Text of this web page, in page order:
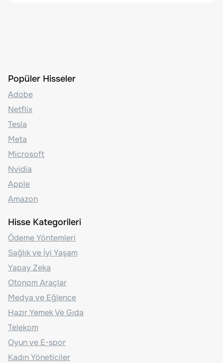
Popüler Hisseler
Adobe
Netflix
Tesla
Meta
Microsoft
Nvidia
Apple
Amazon
Hisse Kategorileri
Ödeme Yöntemleri
Sağlık ve İyi Yaşam
Yapay Zeka
Otonom Araçlar
Medya ve Eğlence
Hazır Yemek Ve Gıda
Telekom
Oyun ve E-spor
Kadın Yöneticiler